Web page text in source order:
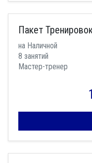
Пакет
на Наличной
8 занятий
Мастер-тренер